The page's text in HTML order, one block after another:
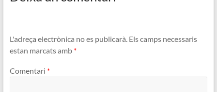
L'adreça electrònica no es publicarà. Els camps necessaris
estan marcats amb *
Comentari *